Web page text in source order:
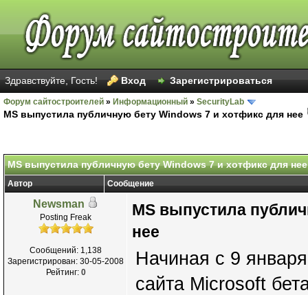
Здравствуйте, Гость! Вход Зарегистрироваться
Форум сайтостроителей » Информационный » SecurityLab
MS выпустила публичную бету Windows 7 и хотфикс для нее
MS выпустила публичную бету Windows 7 и хотфикс для нее
Автор Сообщение
Newsman
Posting Freak
Сообщений: 1,138
Зарегистрирован: 30-05-2008
Рейтинг: 0
MS выпустила
нее
Начиная с 9
сайта Microsoft